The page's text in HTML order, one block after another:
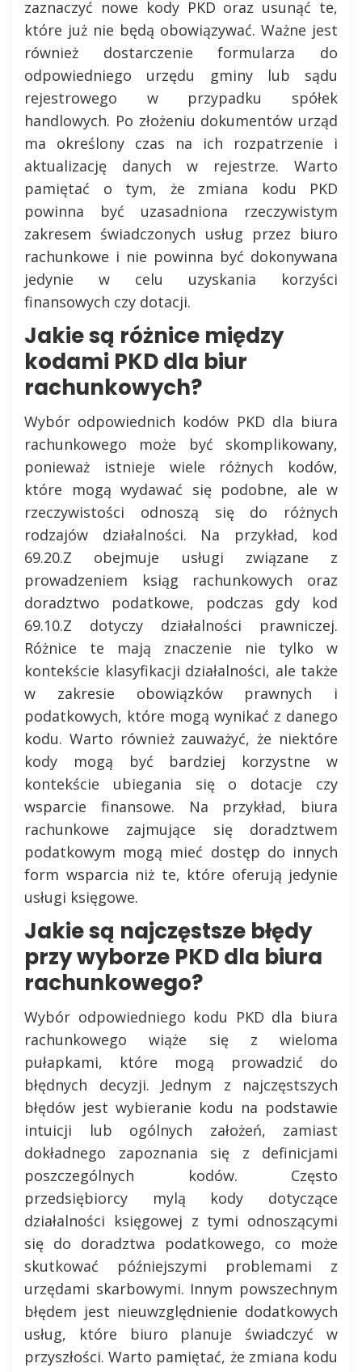
zaznaczyć nowe kody PKD oraz usunąć te,
które już nie będą obowiązywać. Ważne jest
również dostarczenie formularza do
odpowiedniego urzędu gminy lub sądu
rejestrowego w przypadku spółek
handlowych. Po złożeniu dokumentów urząd
ma określony czas na ich rozpatrzenie i
aktualizację danych w rejestrze. Warto
pamiętać o tym, że zmiana kodu PKD
powinna być uzasadniona rzeczywistym
zakresem świadczonych usług przez biuro
rachunkowe i nie powinna być dokonywana
jedynie w celu uzyskania korzyści
finansowych czy dotacji.
Jakie są różnice między
kodami PKD dla biur
rachunkowych?
Wybór odpowiednich kodów PKD dla biura
rachunkowego może być skomplikowany,
ponieważ istnieje wiele różnych kodów,
które mogą wydawać się podobne, ale w
rzeczywistości odnoszą się do różnych
rodzajów działalności. Na przykład, kod
69.20.Z obejmuje usługi związane z
prowadzeniem ksiąg rachunkowych oraz
doradztwo podatkowe, podczas gdy kod
69.10.Z dotyczy działalności prawniczej.
Różnice te mają znaczenie nie tylko w
kontekście klasyfikacji działalności, ale także
w zakresie obowiązków prawnych i
podatkowych, które mogą wynikać z danego
kodu. Warto również zauważyć, że niektóre
kody mogą być bardziej korzystne w
kontekście ubiegania się o dotacje czy
wsparcie finansowe. Na przykład, biura
rachunkowe zajmujące się doradztwem
podatkowym mogą mieć dostęp do innych
form wsparcia niż te, które oferują jedynie
usługi księgowe.
Jakie są najczęstsze błędy
przy wyborze PKD dla biura
rachunkowego?
Wybór odpowiedniego kodu PKD dla biura
rachunkowego wiąże się z wieloma
pułapkami, które mogą prowadzić do
błędnych decyzji. Jednym z najczęstszych
błędów jest wybieranie kodu na podstawie
intuicji lub ogólnych założeń, zamiast
dokładnego zapoznania się z definicjami
poszczególnych kodów. Często
przedsiębiorcy mylą kody dotyczące
działalności księgowej z tymi odnoszącymi
się do doradztwa podatkowego, co może
skutkować późniejszymi problemami z
urzędami skarbowymi. Innym powszechnym
błędem jest nieuwzględnienie dodatkowych
usług, które biuro planuje świadczyć w
przyszłości. Warto pamiętać, że zmiana kodu